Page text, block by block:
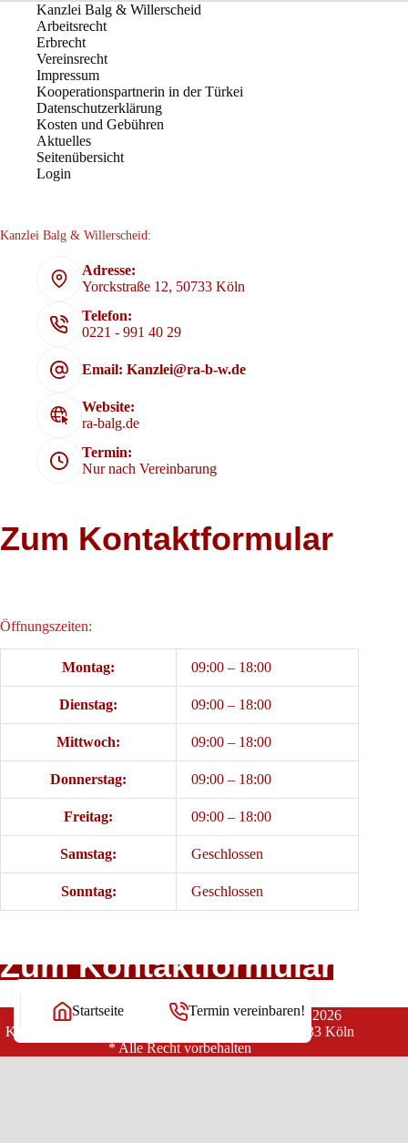
Kanzlei Balg & Willerscheid
Arbeitsrecht
Erbrecht
Vereinsrecht
Impressum
Kooperationspartnerin in der Türkei
Datenschutzerklärung
Kosten und Gebühren
Aktuelles
Seitenübersicht
Login
Kanzlei Balg & Willerscheid:
Adresse:
Yorckstraße 12, 50733 Köln
Telefon:
0221 - 991 40 29
Email: Kanzlei@ra-b-w.de
Website:
ra-balg.de
Termin:
Nur nach Vereinbarung
Zum Kontaktformular
Öffnungszeiten:
Montag: 09:00 – 18:00
Dienstag: 09:00 – 18:00
Mittwoch: 09:00 – 18:00
Donnerstag: 09:00 – 18:00
Freitag: 09:00 – 18:00
Samstag: Geschlossen
Sonntag: Geschlossen
Zum Kontaktformular
Copyright Rechtsanwälte Balg und Willerscheid © 2026
Kanzlei Balg & Willerscheid * Yorckstraße 12 * 50733 Köln
* Alle Recht vorbehalten
Startseite Termin vereinbaren!